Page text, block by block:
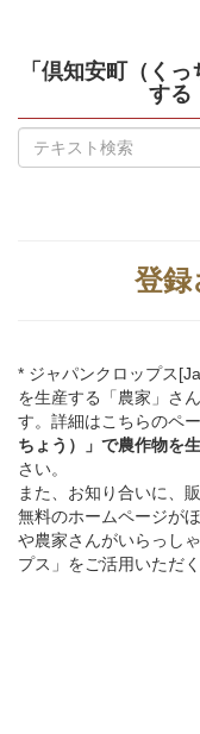
「倶知安町（くっ
する
登録
* ジャパンクロップス
を生産する「農家」さ
す。詳細はこちらのペ
ちょう）」 で農作物を
さい。
また、お知り合いに、
無料のホームページが
や農家さんがいらっし
プス」をご活用いただ